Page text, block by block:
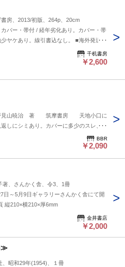
房、2013/初版、264p、20cm
ー・帯付 / 経年劣化あり。カバー・帯
ヤケあり。線引書込なし。 ■海外発送に
千机書房
￥2,600
野見山暁治 著 筑摩書房 天地小口に
しにシミあり。カバーに多少のスレ、キ
BBR
￥2,090
著、さんかく舎、令3、1冊
日～5月9日ギャラリーさんかく舎にて開
縦210×横210×厚6mm
金井書店
￥2,000
、昭和29年(1954)、１冊